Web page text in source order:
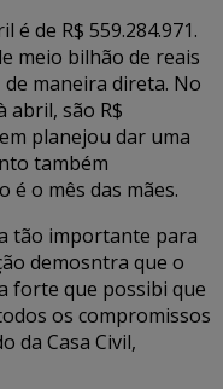
de R$ 559.284.971.
meio bilhão de reais
maneira direta. No
abril, são R$
planejou dar uma
também
é o mês das mães.
tão importante para
demosntra que o
forte que possibi que
os compromissos
da Casa Civil,